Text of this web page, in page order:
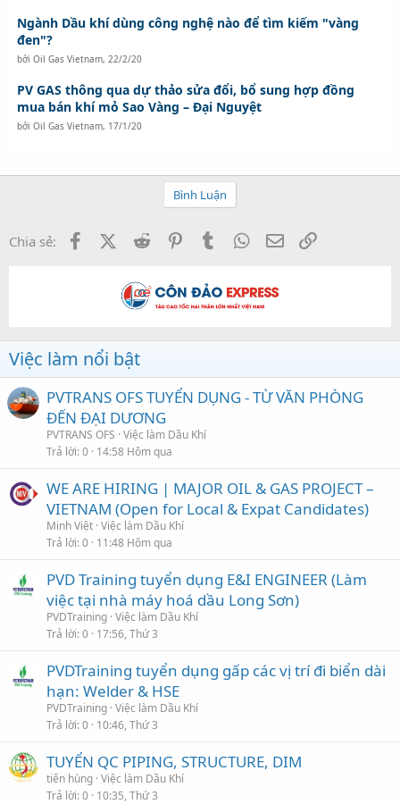
Ngành Dầu khí dùng công nghệ nào để tìm kiếm "vàng
đen"?
bởi Oil Gas Vietnam, 22/2/20
PV GAS thông qua dự thảo sửa đổi, bổ sung hợp đồng
mua bán khí mỏ Sao Vàng – Đại Nguyệt
bởi Oil Gas Vietnam, 17/1/20
Bình Luận
Chia sẻ: FacebookX (Twitter)
Reddit PinterestTumblr WhatsApp
Email
Việc làm nổi bật
PVTRANS OFS TUYỂN DỤNG - TỪ VĂN PHÒNG
ĐẾN ĐẠI DƯƠNG
PVTRANS OFS Việc làm Dầu Khí
Trả lời 0 14:58 Hôm qua
WE ARE HIRING | MAJOR OIL & GAS PROJECT –
VIETNAM (Open for Local & Expat Candidates)
Minh Việt Việc làm Dầu Khí
Trả lời 0 11:48 Hôm qua
PVD Training tuyển dụng E&I ENGINEER (Làm
việc tại nhà máy hoá dầu Long Sơn)
PVDTraining Việc làm Dầu Khí
Trả lời 0 17:56, Thứ 3
PVDTraining tuyển dụng gấp các vị trí đi biển dài
hạn: Welder & HSE
PVDTraining Việc làm Dầu Khí
Trả lời 0 10:46, Thứ 3
TUYỂN QC PIPING, STRUCTURE, DIM
tiến hùng Việc làm Dầu Khí
Trả lời 0 10:35, Thứ 3